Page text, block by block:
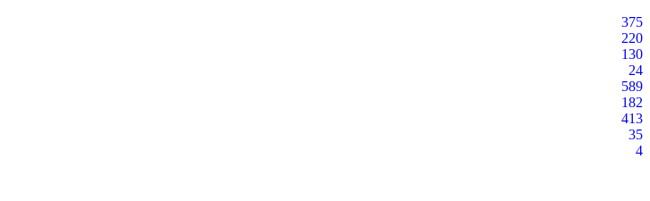
375
220
130
24
589
182
413
35
4